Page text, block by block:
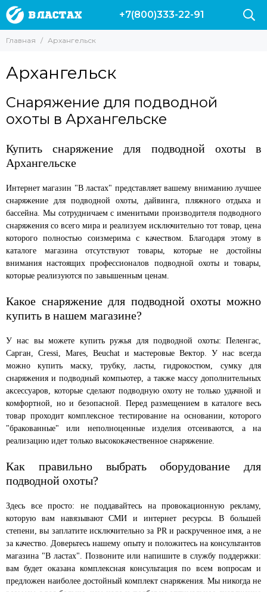
+7(800)333-22-91
Главная Архангельск
Архангельск
Снаряжение для подводной
охоты в Архангельске
Купить снаряжение для подводной охоты в
Архангельске
Интернет магазин "В ластах" представляет вашему вниманию лучшее
снаряжение для подводной охоты, дайвинга, пляжного отдыха и
бассейна. Мы сотрудничаем с именитыми производителя подводного
снаряжения со всего мира и реализуем исключительно тот товар, цена
которого полностью соизмерима с качеством. Благодаря этому в
каталоге магазина отсутствуют товары, которые не достойны
внимания настоящих профессионалов подводной охоты и товары,
которые реализуются по завышенным ценам.
Какое снаряжение для подводной охоты можно
купить в нашем магазине?
У нас вы можете купить ружья для подводной охоты: Пеленгас,
Сарган, Cressi, Mares, Beuchat и мастеровые Вектор. У нас всегда
можно купить маску, трубку, ласты, гидрокостюм, сумку для
снаряжения и подводный компьютер, а также массу дополнительных
аксессуаров, которые сделают подводную охоту не только удачной и
комфортной, но и безопасной. Перед размещением в каталоге весь
товар проходит комплексное тестирование на основании, которого
"бракованные" или неполноценные изделия отсеиваются, а на
реализацию идет только высококачественное снаряжение.
Как правильно выбрать оборудование для
подводной охоты?
Здесь все просто: не поддавайтесь на провокационную рекламу,
которую вам навязывают СМИ и интернет ресурсы. В большей
степени, вы заплатите исключительно за PR и раскрученное имя, а не
за качество. Доверьтесь нашему опыту и положитесь на консультантов
магазина "В ластах". Позвоните или напишите в службу поддержки:
вам будет оказана комплексная консультация по всем вопросам и
предложен наиболее достойный комплект снаряжения. Мы никогда не